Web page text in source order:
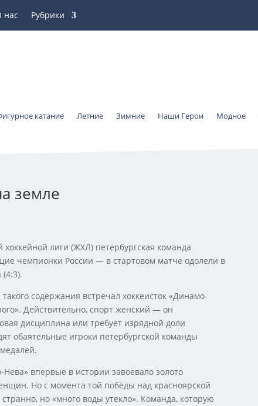
нас Рубрики
катание Летние Зимние Наши Герои Модное
земле
лиги (ЖХЛ) петербургская команда
чемпионки России — в стартовом матче одолели в
содержания встречал хоккеисток «Динамо-
Действительно, спорт женский — он
дисциплина или требует изрядной доли
обаятельные игроки петербургской команды
впервые в истории завоевало золото
Но с момента той победы над красноярской
но «много воды утекло». Команда, которую